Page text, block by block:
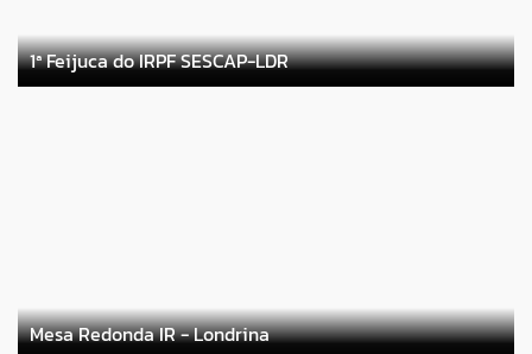
1ª Feijuca do IRPF SESCAP-LDR
Mesa Redonda IR - Londrina